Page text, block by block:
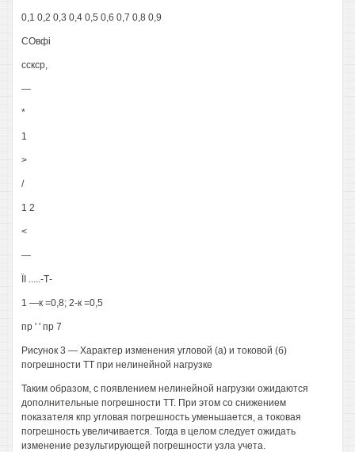
0,1 0,2 0,3 0,4 0,5 0,6 0,7 0,8 0,9
СОвфі
сскср,
—
*
1
>
/
1 2
<
—
ЇІ .....-Т-
1 —к =0,8; 2-к =0,5
пр ' ' пр 7
Рисунок 3 — Характер изменения угловой (а) и токовой (б)
погрешности ТТ при нелинейной нагрузке
Таким образом, с появлением нелинейной нагрузки ожидаются
дополнительные погрешности ТТ. При этом со снижением
показателя кпр угловая погрешность уменьшается, а токовая
погрешность увеличивается. Тогда в целом следует ожидать
изменение результирующей погрешности узла учета.